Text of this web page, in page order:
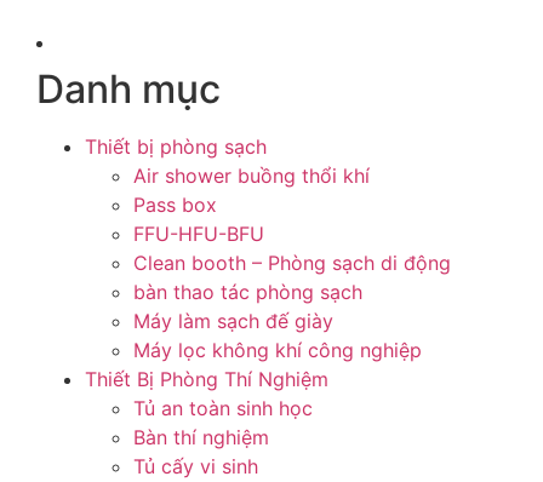
Danh mục
Thiết bị phòng sạch
Air shower buồng thổi khí
Pass box
FFU-HFU-BFU
Clean booth – Phòng sạch di động
bàn thao tác phòng sạch
Máy làm sạch đế giày
Máy lọc không khí công nghiệp
Thiết Bị Phòng Thí Nghiệm
Tủ an toàn sinh học
Bàn thí nghiệm
Tủ cấy vi sinh